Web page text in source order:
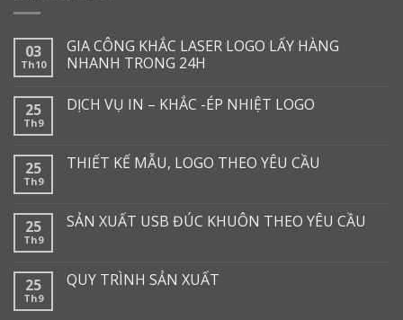
03
Th10
GIA CÔNG KHẮC LASER LOGO LẤY HÀNG
NHANH TRONG 24H
25
Th9
DỊCH VỤ IN – KHẮC -ÉP NHIỆT LOGO
25
Th9
THIẾT KẾ MẪU, LOGO THEO YÊU CẦU
25
Th9
SẢN XUẤT USB ĐÚC KHUÔN THEO YÊU CẦU
25
Th9
QUY TRÌNH SẢN XUẤT